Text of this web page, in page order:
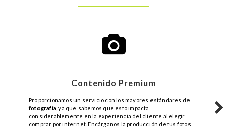
Contenido Premium
Proporcionamos un servicio con los mayores estándares de
fotografía , ya que sabemos que esto impacta
considerablemente en la experiencia del cliente al elegir
comprar por internet. Encárganos la producción de tus fotos